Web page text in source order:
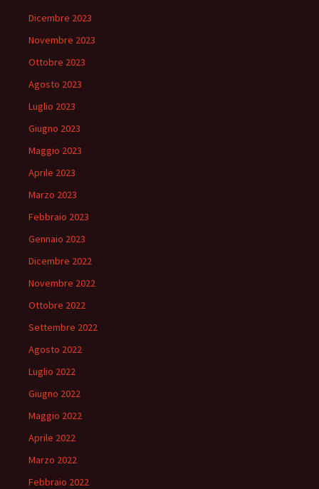
Dicembre 2023
Novembre 2023
Ottobre 2023
Agosto 2023
Luglio 2023
Giugno 2023
Maggio 2023
Aprile 2023
Marzo 2023
Febbraio 2023
Gennaio 2023
Dicembre 2022
Novembre 2022
Ottobre 2022
Settembre 2022
Agosto 2022
Luglio 2022
Giugno 2022
Maggio 2022
Aprile 2022
Marzo 2022
Febbraio 2022